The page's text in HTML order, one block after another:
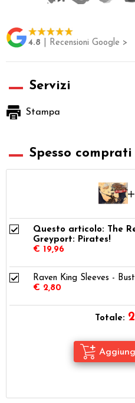
4.8 | Recensioni Google >
Servizi
Stampa
Spesso
Questo articolo: The
Greyport: Pirates!
€ 19,96
Raven King Sleeves -
€ 2,80
Totale: